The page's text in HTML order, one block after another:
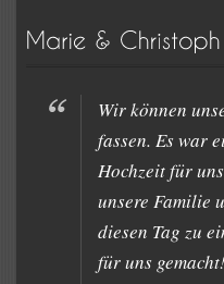
Wir können
fassen. Es war
Hochzeit für
unsere Familie
diesen Tag zu
für uns